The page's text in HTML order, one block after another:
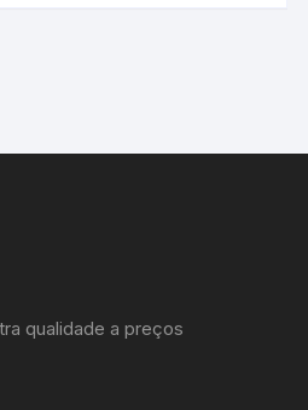
qualidade a preços